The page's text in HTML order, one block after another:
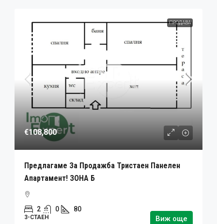
ПРОДАВА
€108,800
Предлагаме За Продажба Тристаен Панелен
Апартамент! ЗОНА Б
2 0 80
3-СТАЕН Виж още